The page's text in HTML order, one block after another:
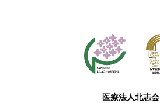
医療法人北志会